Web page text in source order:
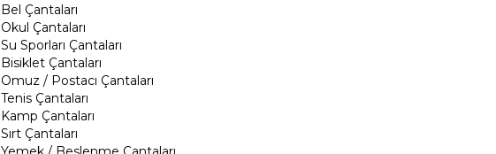
Bel Çantaları
Okul Çantaları
Su Sporları Çantaları
Bisiklet Çantaları
Omuz / Postacı Çantaları
Tenis Çantaları
Kamp Çantaları
Sırt Çantaları